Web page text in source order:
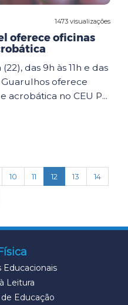
1473 visualizações
oferece oficinas
das 9h às 11h e das
Guarulhos oferece
acrobática no CEU P...
10 11 12 (current)
13
14
Educacionais
Leitura
Educação